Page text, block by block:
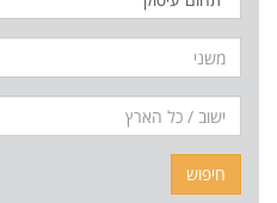
עיסוק
חיפוש